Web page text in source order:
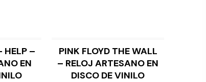
HELP –
EN
LEER MÁS
PINK FLOYD THE WALL
– RELOJ ARTESANO EN
DISCO DE VINILO